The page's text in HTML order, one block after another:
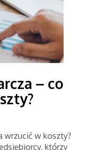
– co
wrzucić w koszty?
którzy